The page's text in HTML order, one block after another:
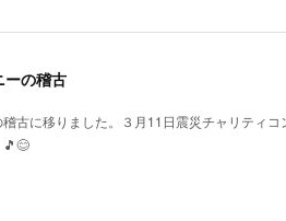
ーの稽古
古に移りました。３月11日震災チャリティ
🎵😊